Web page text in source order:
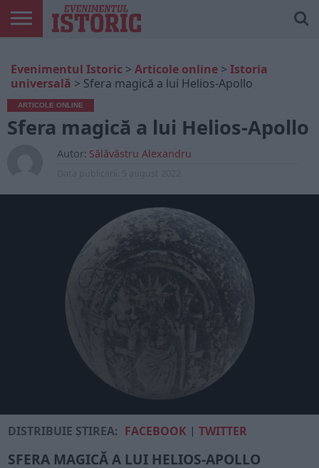
ONLINE
EDIȚII
TIPĂRITE
ISTORIC
PLAY
CONTUL
MEU
Evenimentul Istoric > Articole online > Istoria
universală > Sfera magică a lui Helios-Apollo
ARTICOLE ONLINE
Sfera magică a lui Helios-Apollo
Autor: Sălăvăstru Alexandru
DISTRIBUIE ȘTIREA: FACEBOOK |TWITTER
SFERA MAGICĂ A LUI HELIOS-APOLLO